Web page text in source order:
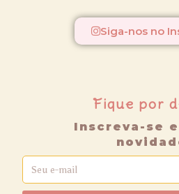
Siga-nos no
Fique por
Inscreva-se